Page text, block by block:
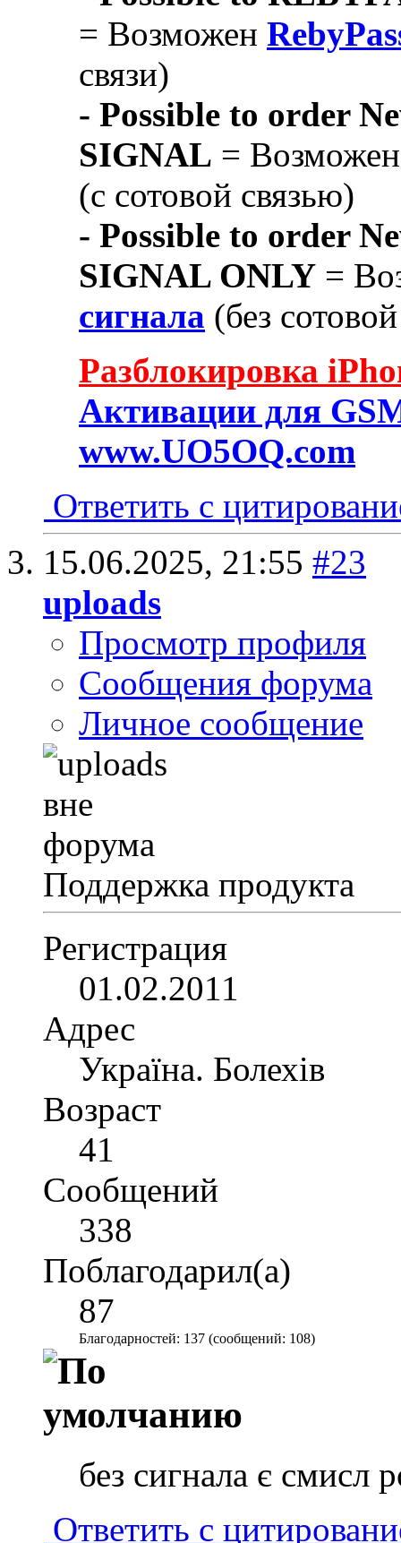
= Возможен
связи)
- Possible to order
SIGNAL =
(с сотовой связью)
- Possible to order
SIGNAL ONLY =
сигнала (без
Разблокировка
Активации для
www.UO5OQ.com
Ответить с
15.06.2025, 21:55 #23
uploads
Просмотр профиля
Сообщения форума
Личное сообщение
Поддержка продукта
Регистрация
01.02.2011
Адрес
Україна. Болехів
Возраст
41
Сообщений
338
Поблагодарил(а)
87
Благодарностей: 137 (сообщений: 108)
без сигнала є смисл
Ответить с